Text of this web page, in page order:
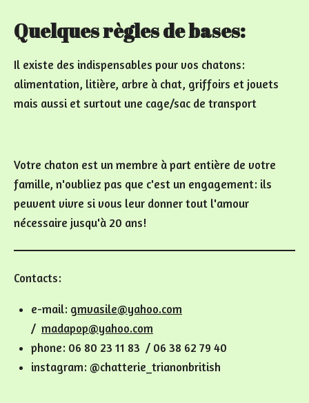
Quelques règles de bases:
Il existe des indispensables pour vos chatons:
alimentation, litière, arbre à chat, griffoirs et jouets
mais aussi et surtout une cage/sac de transport
Votre chaton est un membre à part entière de votre
famille, n'oubliez pas que c'est un engagement: ils
peuvent vivre si vous leur donner tout l'amour
nécessaire jusqu'à 20 ans!
Contacts:
e-mail: gmvasile@yahoo.com
/ madapop@yahoo.com
phone: 06 80 23 11 83 / 06 38 62 79 40
instagram: @chatterie_trianonbritish